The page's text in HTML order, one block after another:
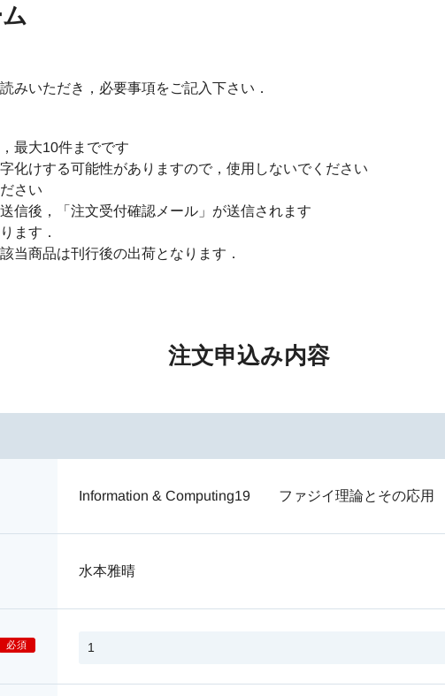
みいただき，必要事項をご記入下さい．
最大10件までです
化けする可能性がありますので，使用しないでください
さい
信後，「注文受付確認メール」が送信されます
ます．
当商品は刊行後の出荷となります．
注文申込み内容
Information & Computing19 ファジイ理論とその応
水本雅晴
必須